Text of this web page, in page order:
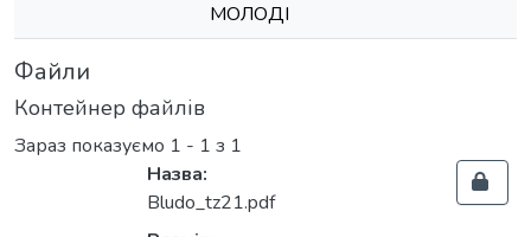
МОЛОДІ
Файли
Контейнер файлів
Зараз показуємо 1 - 1 з 1
Назва:
Bludo_tz21.pdf